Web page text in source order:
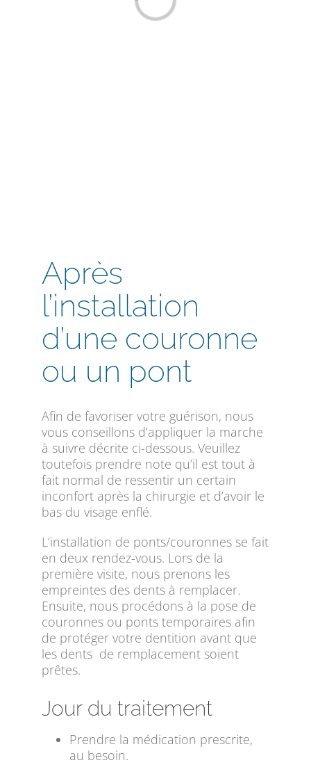
Loading...
Après
l’installation
d’une couronne
ou un pont
Afin de favoriser votre guérison, nous
vous conseillons d’appliquer la marche
à suivre décrite ci-dessous. Veuillez
toutefois prendre note qu’il est tout à
fait normal de ressentir un certain
inconfort après la chirurgie et d’avoir le
bas du visage enflé.
L’installation de ponts/couronnes se fait
en deux rendez-vous. Lors de la
première visite, nous prenons les
empreintes des dents à remplacer.
Ensuite, nous procédons à la pose de
couronnes ou ponts temporaires afin
de protéger votre dentition avant que
les dents de remplacement soient
prêtes.
Jour du traitement
Prendre la médication prescrite,
au besoin.